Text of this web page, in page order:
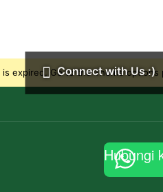
Connect with Us :)
is expired, Go to the Theme
Hubungi